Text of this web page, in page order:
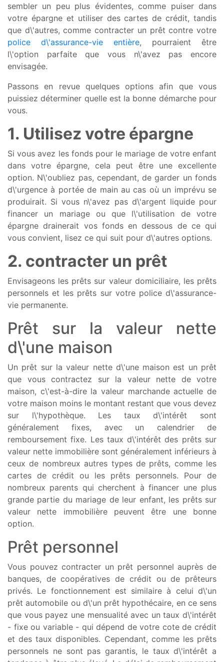
sembler un peu plus évidentes, comme puiser dans
votre épargne et utiliser des cartes de crédit, tandis
que d\'autres, comme contracter un prêt contre votre
police d\'assurance-vie entière, pourraient être
l\'option parfaite que vous n\'avez pas encore
envisagée.
Passons en revue quelques options afin que vous
puissiez déterminer quelle est la bonne démarche pour
vous.
1. Utilisez votre épargne
Si vous avez les fonds pour le mariage de votre enfant
dans votre épargne, cela peut être une excellente
option. N\'oubliez pas, cependant, de garder un fonds
d\'urgence à portée de main au cas où un imprévu se
produirait. Si vous n\'avez pas d\'argent liquide pour
financer un mariage ou que l\'utilisation de votre
épargne drainerait vos fonds en dessous de ce qui
vous convient, lisez ce qui suit pour d\'autres options.
2. contracter un prêt
Envisageons les prêts sur valeur domiciliaire, les prêts
personnels et les prêts sur votre police d\'assurance-
vie permanente.
Prêt sur la valeur nette
d\'une maison
Un prêt sur la valeur nette d\'une maison est un prêt
que vous contractez sur la valeur nette de votre
maison, c\'est-à-dire la valeur marchande actuelle de
votre maison moins le montant restant que vous devez
sur l\'hypothèque. Les taux d\'intérêt sont
généralement fixes, avec un calendrier de
remboursement fixe. Les taux d\'intérêt des prêts sur
valeur nette immobilière sont généralement inférieurs à
ceux de nombreux autres types de prêts, comme les
cartes de crédit ou les prêts personnels. Pour de
nombreux parents qui cherchent à financer une plus
grande partie du mariage de leur enfant, les prêts sur
valeur nette immobilière peuvent être une bonne
option.
Prêt personnel
Vous pouvez contracter un prêt personnel auprès de
banques, de coopératives de crédit ou de prêteurs
privés. Le fonctionnement est similaire à celui d\'un
prêt automobile ou d\'un prêt hypothécaire, en ce sens
que vous payez une mensualité avec un taux d\'intérêt
- fixe ou variable - qui dépend de votre cote de crédit
et des taux disponibles. Cependant, comme les prêts
personnels ne sont pas garantis, le taux d\'intérêt a